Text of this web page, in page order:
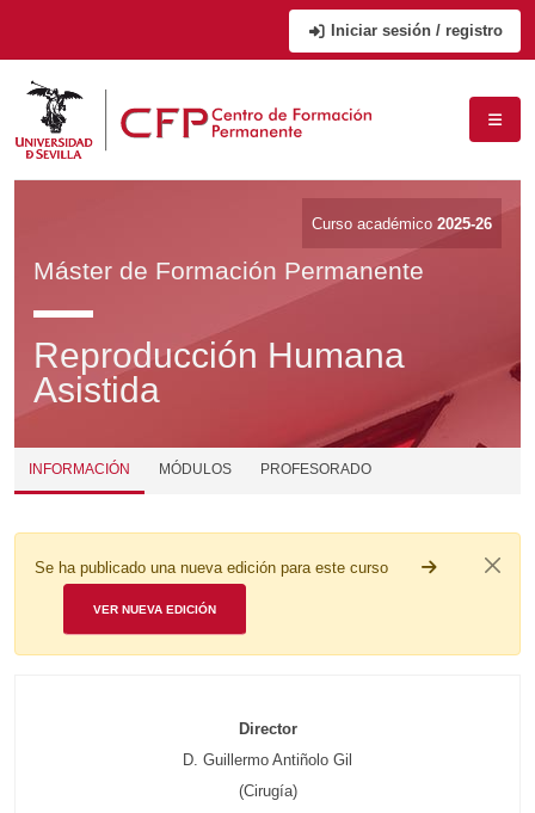
Iniciar sesión / registro
Curso académico 2025-26
Máster de Formación Permanente
Reproducción Humana
Asistida
INFORMACIÓN MÓDULOS PROFESORADO
Se ha publicado una nueva edición para este curso
VER NUEVA EDICIÓN
Director
D. Guillermo Antiñolo Gil
(Cirugía)